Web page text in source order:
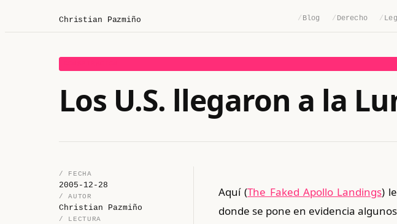
Christian Pazmiño / Blog / Derecho /
Los U.S. llegaron a la
/ FECHA
2005-12-28
/ AUTOR
Christian Pazmiño
/ LECTURA
Aquí (The Faked Apollo Landings)
donde se pone en evidencia